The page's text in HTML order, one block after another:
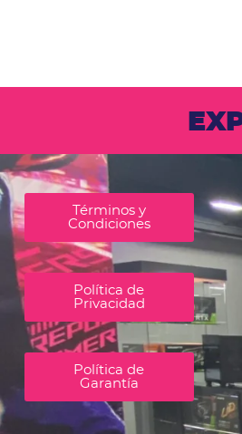
Términos y
Condiciones
Política de
Privacidad
Política de
Garantía